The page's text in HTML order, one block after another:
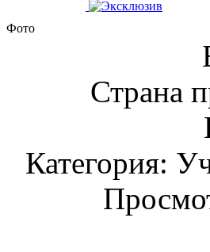
Фото
Страна
Категория: